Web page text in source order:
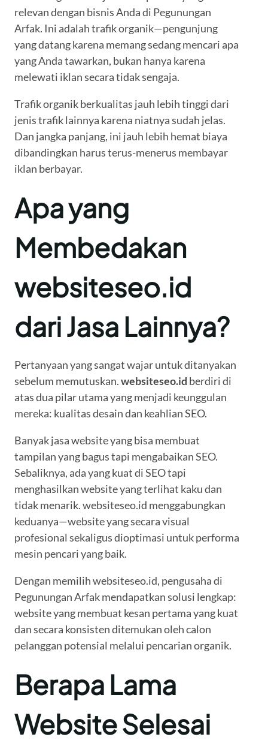
relevan dengan bisnis Anda di Pegunungan
Arfak. Ini adalah trafik organik—pengunjung
yang datang karena memang sedang mencari apa
yang Anda tawarkan, bukan hanya karena
melewati iklan secara tidak sengaja.
Trafik organik berkualitas jauh lebih tinggi dari
jenis trafik lainnya karena niatnya sudah jelas.
Dan jangka panjang, ini jauh lebih hemat biaya
dibandingkan harus terus-menerus membayar
iklan berbayar.
Apa yang
Membedakan
websiteseo.id
dari Jasa Lainnya?
Pertanyaan yang sangat wajar untuk ditanyakan
sebelum memutuskan.websiteseo.id berdiri di
atas dua pilar utama yang menjadi keunggulan
mereka: kualitas desain dan keahlian SEO.
Banyak jasa website yang bisa membuat
tampilan yang bagus tapi mengabaikan SEO.
Sebaliknya, ada yang kuat di SEO tapi
menghasilkan website yang terlihat kaku dan
tidak menarik. websiteseo.id menggabungkan
keduanya—website yang secara visual
profesional sekaligus dioptimasi untuk performa
mesin pencari yang baik.
Dengan memilih websiteseo.id, pengusaha di
Pegunungan Arfak mendapatkan solusi lengkap:
website yang membuat kesan pertama yang kuat
dan secara konsisten ditemukan oleh calon
pelanggan potensial melalui pencarian organik.
Berapa Lama
Website Selesai